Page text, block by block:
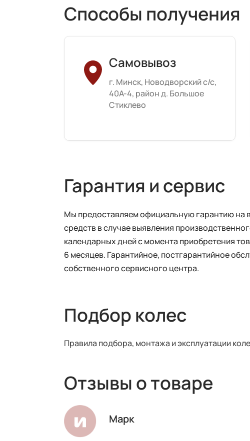
Способы получения
Самовывоз
г. Минск, Новодворский с/с,
40А-4, район д. Большое
Стиклево
Гарантия и сервис
Мы предоставляем официальную гарантию на
средств в случае выявления
календарных дней с момента приобретения
6 месяцев. Гарантийное, постгарантийное
собственного сервисного центра.
Подбор колес
Правила подбора, монтажа и эксплуатации
Отзывы о товаре
Марк